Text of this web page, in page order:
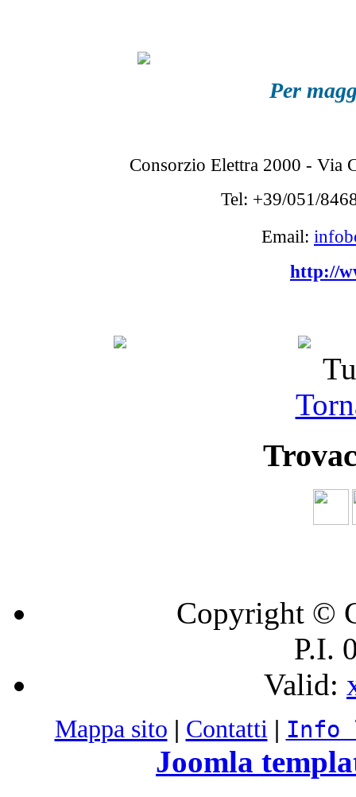
Per
Consorzio Elettra 2000 - Via
Tel: +39/051/
Email:
http://
Copyright ©
P.I.
Valid:
Mappa sito | Contatti | Info
Joomla